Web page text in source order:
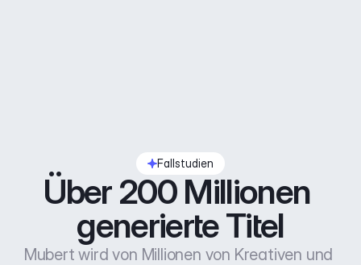
Fallstudien
Über 200 Millionen
generierte Titel
Mubert wird von Millionen von Kreativen und